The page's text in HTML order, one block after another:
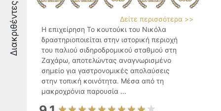
Διακριθέντες
Δείτε περισσότερα >>
Η επιχείρηση Το κουτούκι του Νικόλα
δραστηριοποιείται στην ιστορική περιοχή
του παλιού σιδηροδρομικού σταθμού στη
Ζαχάρω, αποτελώντας αναγνωρισμένο
σημείο για γαστρονομικές απολαύσεις
στην τοπική κοινότητα. Μέσα από τη
μακροχρόνια παρουσία ...